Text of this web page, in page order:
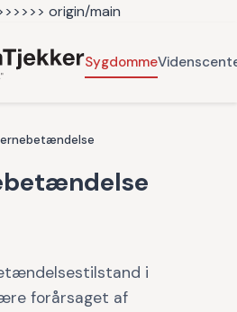
origin/main
Sygdomme
i
forårsaget af